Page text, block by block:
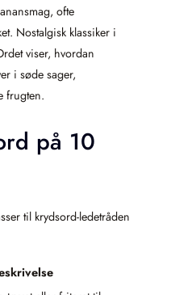
ofte
Nostalgisk klassiker i
viser, hvordan
i søde sager,
frugten.
på 10
til krydsord-ledetråden